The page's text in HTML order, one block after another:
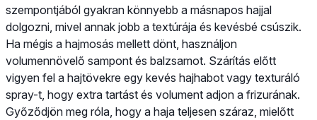
szempontjából gyakran könnyebb a másnapos hajjal
dolgozni, mivel annak jobb a textúrája és kevésbé csúszik.
Ha mégis a hajmosás mellett dönt, használjon
volumennövelő sampont és balzsamot. Szárítás előtt
vigyen fel a hajtövekre egy kevés hajhabot vagy texturáló
spray-t, hogy extra tartást és volument adjon a frizurának.
Győződjön meg róla, hogy a haja teljesen száraz, mielőtt